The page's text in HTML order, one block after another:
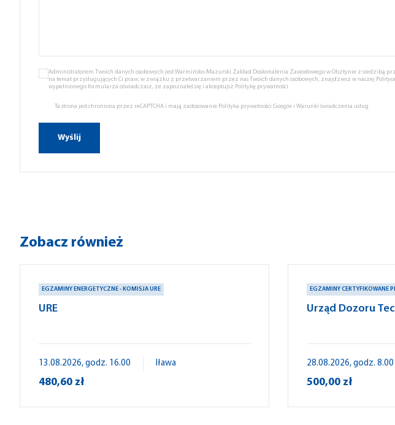
Administratorem Twoich danych osobowych jest Warmińsko-Mazurski Zakład Doskonalenia Zawodowego w Olsztynie z siedzibą
na temat przysługujących Ci praw, w związku z przetwarzaniem przez nas Twoich danych osobowych, znajdziesz w naszej
wypełnionego formularza oświadczasz, że zapoznałeś się i akceptujsz Politykę prywatności.
Ta strona jest chroniona przez reCAPTCHA i mają zastosowanie Polityka prywatności Google i Warunki świadczenia usług
Zobacz również
EGZAMINY ENERGETYCZNE - KOMISJA URE
URE
13.08.2026, godz. 16.00 Iława
480,60 zł
EGZAMINY CERTYFIKOWANE
Urząd Dozoru
28.08.2026, godz. 8.00
500,00 zł